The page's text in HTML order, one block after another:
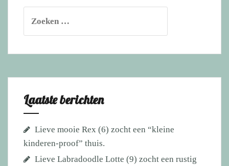
naar:
Laatste berichten
Lieve mooie Rex (6) zocht een “kleine
kinderen-proof” thuis.
Lieve Labradoodle Lotte (9) zocht een rustig